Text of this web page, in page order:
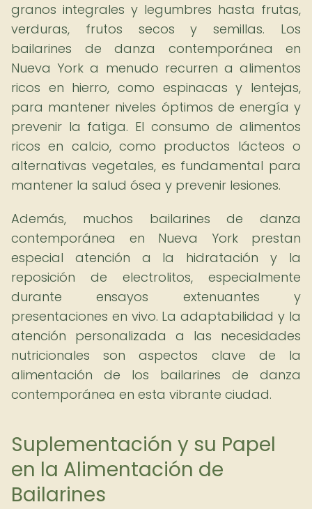
granos integrales y legumbres hasta frutas,
verduras, frutos secos y semillas. Los
bailarines de danza contemporánea en
Nueva York a menudo recurren a alimentos
ricos en hierro, como espinacas y lentejas,
para mantener niveles óptimos de energía y
prevenir la fatiga. El consumo de alimentos
ricos en calcio, como productos lácteos o
alternativas vegetales, es fundamental para
mantener la salud ósea y prevenir lesiones.
Además, muchos bailarines de danza
contemporánea en Nueva York prestan
especial atención a la hidratación y la
reposición de electrolitos, especialmente
durante ensayos extenuantes y
presentaciones en vivo. La adaptabilidad y la
atención personalizada a las necesidades
nutricionales son aspectos clave de la
alimentación de los bailarines de danza
contemporánea en esta vibrante ciudad.
Suplementación y su Papel
en la Alimentación de
Bailarines